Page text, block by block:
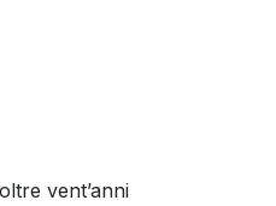
vent’anni